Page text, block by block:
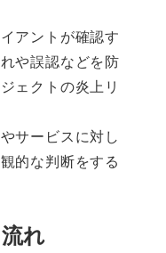
アントが確認す
や誤認などを防
ェクトの炎上リ
サービスに対し
的な判断をする
れ